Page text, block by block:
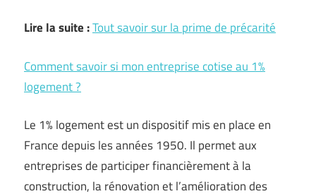
prime
précarité
Lire la suite :Tout savoir sur la prime de précarité
Comment savoir si mon entreprise cotise au 1%
logement ?
Le 1% logement est un dispositif mis en place en
France depuis les années 1950. Il permet aux
entreprises de participer financièrement à la
construction, la rénovation et l’amélioration des